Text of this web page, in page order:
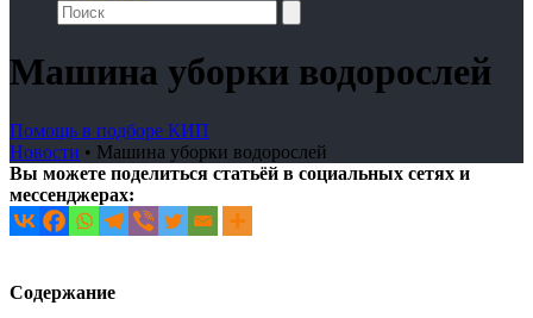
Машина уборки водорослей
Помощь в подборе КИП
Новости • Машина уборки водорослей
Вы можете поделиться статьёй в социальных сетях и
мессенджерах:
Содержание